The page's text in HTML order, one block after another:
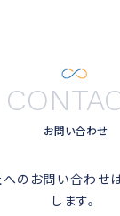
お問い合わせ
のお問い合わせ
します。